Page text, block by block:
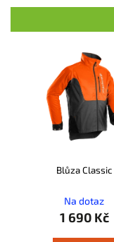
Nejdražší
Nejprodávanější
Abecedně
Blůza Classic
Na dotaz
1 690 Kč